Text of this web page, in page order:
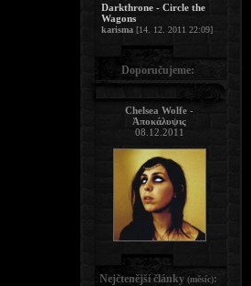
Darkthrone - Circle the
Wagons
karisma [14. 12. 2011 22:09]
Doporučujeme:
Chelsea Wolfe -
Ἀποκάλυψις
08.12.2011
Nejčtenější články (měsíc):